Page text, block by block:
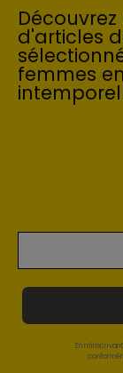
d'articles
femmes
En